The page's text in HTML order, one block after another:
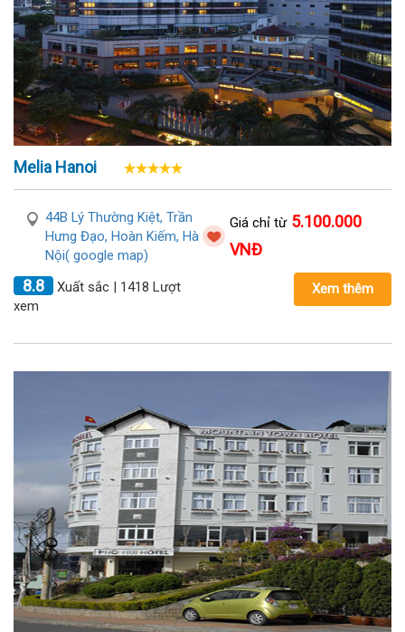
Melia Hanoi
44B Lý Thường Kiệt, Trần
Hưng Đạo, Hoàn Kiếm, Hà
Nội( google map)
8.8
Xuất sắc | 1418 Lượt
xem
Giá chỉ từ 5.100.000
VNĐ
Xem thêm